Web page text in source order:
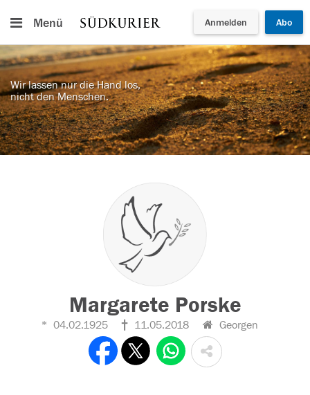
Menü Anmelden Abo
Wir lassen nur die Hand los,
nicht den Menschen.
Margarete Porske
04.02.1925 11.05.2018 Georgen